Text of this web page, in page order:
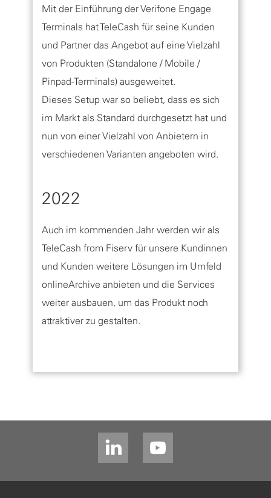
Mit der Einführung der Verifone Engage
Terminals hat TeleCash für seine Kunden
und Partner das Angebot auf eine Vielzahl
von Produkten (Standalone / Mobile /
Pinpad-Terminals) ausgeweitet.
Dieses Setup war so beliebt, dass es sich
im Markt als Standard durchgesetzt hat und
nun von einer Vielzahl von Anbietern in
verschiedenen Varianten angeboten wird.
2022
Auch im kommenden Jahr werden wir als
TeleCash from Fiserv für unsere Kundinnen
und Kunden weitere Lösungen im Umfeld
onlineArchive anbieten und die Services
weiter ausbauen, um das Produkt noch
attraktiver zu gestalten.